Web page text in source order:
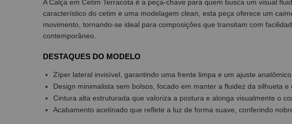
A Calça em Cetim Terracota é a peça-chave para quem busca um visual
característico do cetim e uma modelagem clean, esta peça oferece um
movimento, tornando-se ideal para composições que transitam com
contemporâneo.
DESTAQUES DO MODELO
Zíper lateral invisível, garantindo uma frente limpa e um ajuste
Design minimalista sem bolsos, focado em manter a fluidez da silhueta
Cintura alta estruturada que valoriza a postura e alonga visualmente o
Acabamento acetinado que reflete a luz de forma suave, conferindo